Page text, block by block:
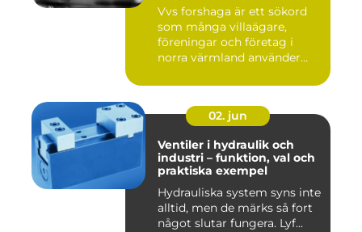
Vvs forshaga är ett sökord
som många villaägare,
föreningar och företag i
norra värmland använder
02. jun
Ventiler i hydraulik och
industri – funktion, val och
praktiska exempel
Hydrauliska system syns inte
alltid, men de märks så fort
något slutar fungera. Lyf...